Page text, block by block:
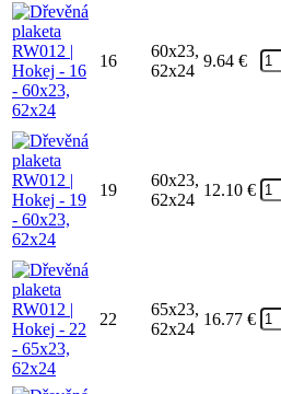
16
60x23,
62x24
9.64 €
19
60x23,
62x24
12.10 €
22
65x23,
62x24
16.77 €